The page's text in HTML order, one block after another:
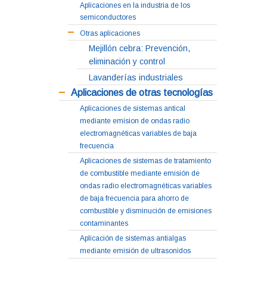
Aplicaciones en la industria de los
semiconductores
Otras aplicaciones
Mejillón cebra: Prevención,
eliminación y control
Lavanderías industriales
Aplicaciones de otras tecnologías
Aplicaciones de sistemas antical
mediante emision de ondas radio
electromagnéticas variables de baja
frecuencia
Aplicaciones de sistemas de tratamiento
de combustible mediante emisión de
ondas radio electromagnéticas variables
de baja frecuencia para ahorro de
combustible y disminución de emisiones
contaminantes
Aplicación de sistemas antialgas
mediante emisión de ultrasonidos